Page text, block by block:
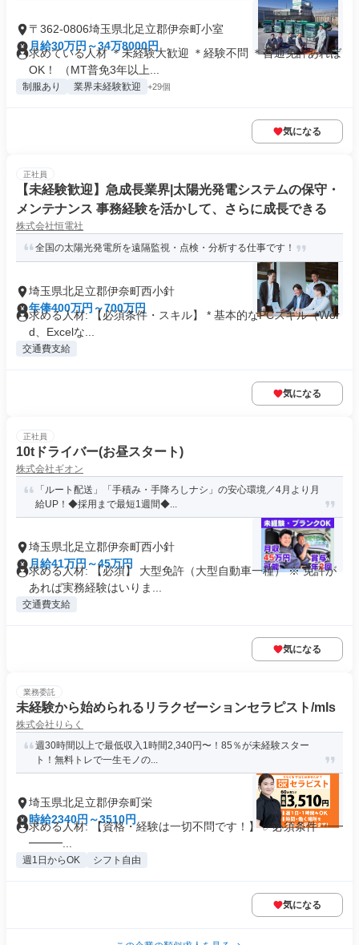
〒362-0806埼玉県北足立郡伊奈町小室
月給30万円～34万8000円
求めている人材 ＊未経験大歓迎 ＊経験不問 ＊普通免許あれば
OK！ （MT普免3年以上...
制服あり 業界未経験歓迎 +29個
気になる
正社員
【未経験歓迎】急成長業界|太陽光発電システムの保守・
メンテナンス 事務経験を活かして、さらに成長できる
株式会社恒電社
全国の太陽光発電所を遠隔監視・点検・分析する仕事です！
埼玉県北足立郡伊奈町西小針
年俸400万円～700万円
求める人材: 【必須条件・スキル】 * 基本的なPCスキル（Wor
d、Excelな...
交通費支給
気になる
正社員
10tドライバー(お昼スタート)
株式会社ギオン
「ルート配送」「手積み・手降ろしナシ」の安心環境／4月より月
給UP！◆採用まで最短1週間◆...
埼玉県北足立郡伊奈町西小針
月給41万円～45万円
求める人材: 【必須】 大型免許（大型自動車一種） ※ 免許が
あれば実務経験はいりま...
交通費支給
気になる
業務委託
未経験から始められるリラクゼーションセラピスト/mls
株式会社りらく
週30時間以上で最低収入1時間2,340円〜！85％が未経験スター
ト！無料トレで一生モノの...
埼玉県北足立郡伊奈町栄
時給2340円～3510円
求める人材: 【資格・経験は一切不問です！】 ✅必須条件 ━━
━━━...
週1日からOK シフト自由
気になる